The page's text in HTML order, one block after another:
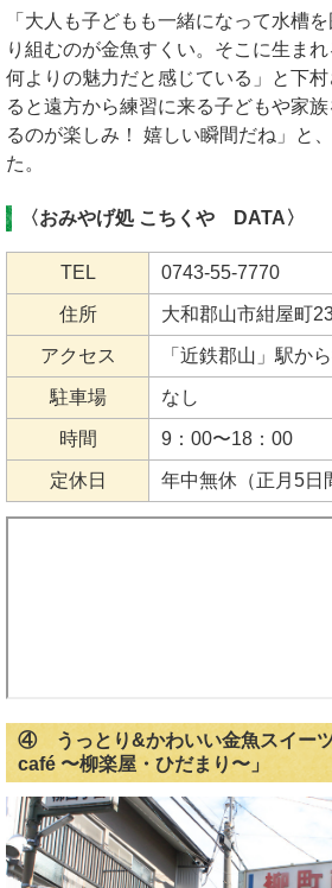
「大人も子どもも一緒になって水槽
り組むのが金魚すくい。そこに生まれ
何よりの魅力だと感じている」と下
ると遠方から練習に来る子どもや家
るのが楽しみ！ 嬉しい瞬間だね」と
た。
〈おみやげ処 こちくや DATA〉
TEL 0743-55-7770
住所 大和郡山市紺屋町
アクセス 「近鉄郡山」駅か
駐車場 なし
時間 9：00〜18：00
定休日 年中無休（正月5日
④ うっとり&かわいい金魚スイー
café 〜柳楽屋・ひだまり〜」